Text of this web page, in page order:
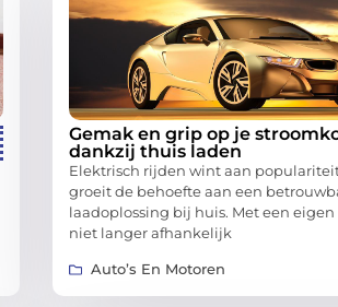
Gemak en grip op je
dankzij thuis laden
Elektrisch rijden wint aan
groeit de behoefte aan een
laadoplossing bij huis. Met een
niet langer afhankelijk
Auto’s En Motoren